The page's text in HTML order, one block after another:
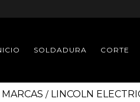
SOLDADURA CORTE
MARCAS / LINCOLN